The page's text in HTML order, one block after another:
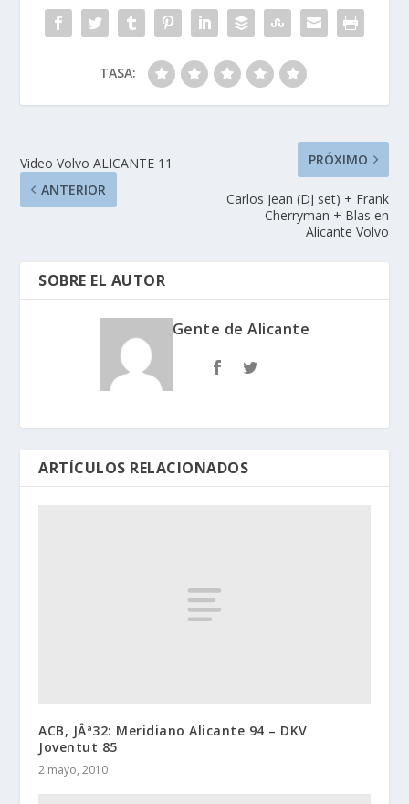
TASA:
Video Volvo ALICANTE 11
ANTERIOR
PRÓXIMO
Carlos Jean (DJ set) + Frank
Cherryman + Blas en
Alicante Volvo
SOBRE EL AUTOR
Gente de Alicante
ARTÍCULOS RELACIONADOS
ACB, JÂª32: Meridiano Alicante 94 – DKV
Joventut 85
2 mayo, 2010